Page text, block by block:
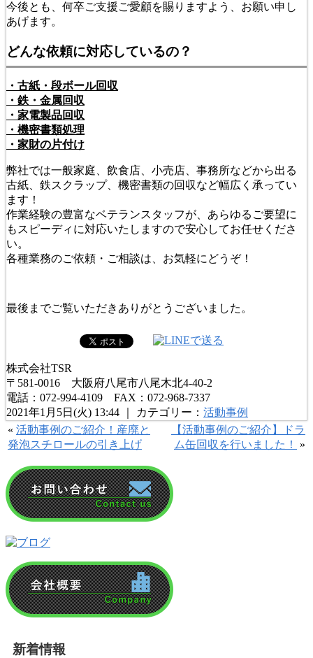
今後とも、何卒ご支援ご愛顧を賜りますよう、お願い申し
あげます。
どんな依頼に対応しているの？
・古紙・段ボール回収
・鉄・金属回収
・家電製品回収
・機密書類処理
・家財の片付け
弊社では一般家庭、飲食店、小売店、事務所などから出る
古紙、鉄スクラップ、機密書類の回収など幅広く承ってい
ます！
作業経験の豊富なベテランスタッフが、あらゆるご要望に
もスピーディに対応いたしますので安心してお任せくださ
い。
各種業務のご依頼・ご相談は、お気軽にどうぞ！
最後までご覧いただきありがとうございました。
株式会社TSR
〒581-0016 大阪府八尾市八尾木北4-40-2
電話：072-994-4109 FAX：072-968-7337
2021年1月5日(火) 13:44 ｜ カテゴリー： 活動事例
« 活動事例のご紹介！産廃と
発泡スチロールの引き上げ
【活動事例のご紹介】ドラ
ム缶回収を行いました！
»
新着情報